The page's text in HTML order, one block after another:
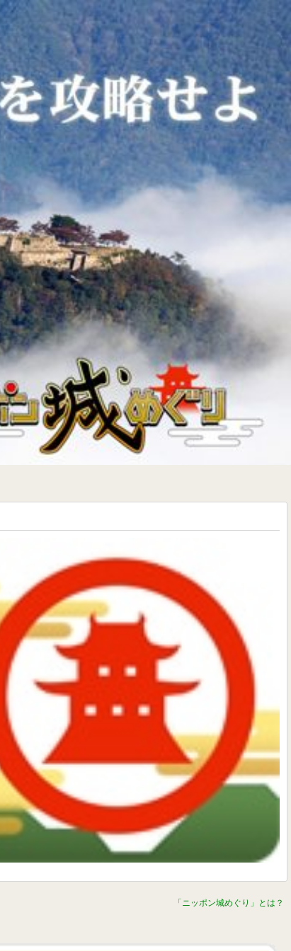
「ニッポン城めぐり」とは？